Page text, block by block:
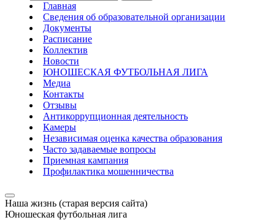
Главная
Сведения об образовательной организации
Документы
Расписание
Коллектив
Новости
ЮНОШЕСКАЯ ФУТБОЛЬНАЯ ЛИГА
Медиа
Контакты
Отзывы
Антикоррупционная деятельность
Камеры
Независимая оценка качества образования
Часто задаваемые вопросы
Приемная кампания
Профилактика мошенничества
Наша жизнь (старая версия сайта)
Юношеская футбольная лига